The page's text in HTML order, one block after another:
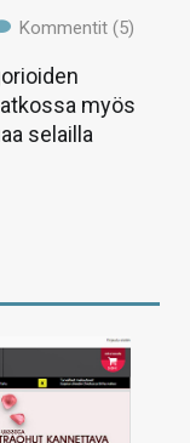
Kommentit (5)
myös
selailla